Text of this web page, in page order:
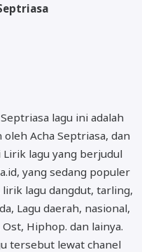
lagu ini adalah
Acha Septriasa, dan
lagu yang berjudul
yang sedang populer
lagu dangdut, tarling,
Lagu daerah, nasional,
Hiphop. dan lainya.
tersebut lewat chanel